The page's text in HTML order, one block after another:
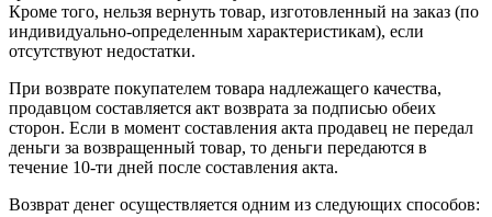
Кроме того, нельзя вернуть товар, изготовленный на заказ (по
индивидуально-определенным характеристикам), если
отсутствуют недостатки.
При возврате покупателем товара надлежащего качества,
продавцом составляется акт возврата за подписью обеих
сторон. Если в момент составления акта продавец не передал
деньги за возвращенный товар, то деньги передаются в
течение 10-ти дней после составления акта.
Возврат денег осуществляется одним из следующих способов: